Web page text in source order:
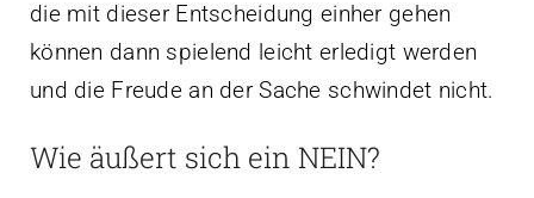
die mit dieser Entscheidung einher gehen
können dann spielend leicht erledigt werden
und die Freude an der Sache schwindet nicht.
Wie äußert sich ein NEIN?